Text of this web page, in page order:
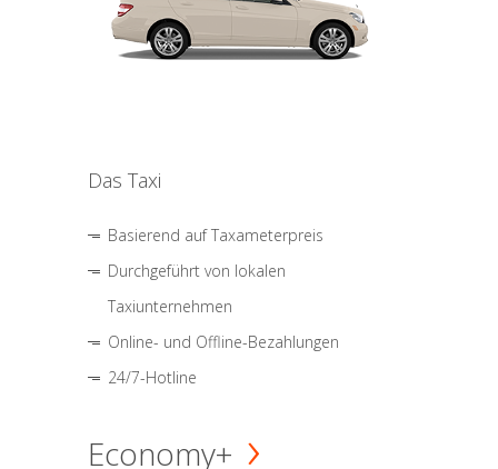
Das Taxi
Basierend auf Taxameterpreis
Durchgeführt von lokalen
Taxiunternehmen
Online- und Offline-Bezahlungen
24/7-Hotline
Economy+